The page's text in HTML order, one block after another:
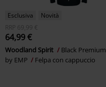
Esclusiva
Novità
RRP
69,99 €
64,99 €
Woodland Spirit
Black Premium
by EMP
Felpa con cappuccio